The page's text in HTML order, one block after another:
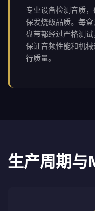
专业设备检测音质，
保发烧级品质。每盒
盘带都经过严格测试，
保证音频性能和机械
行质量。
生产周期与